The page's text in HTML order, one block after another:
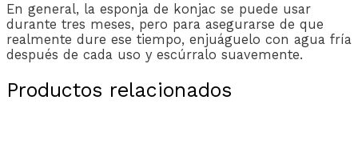
En general, la esponja de konjac se puede usar
durante tres meses, pero para asegurarse de que
realmente dure ese tiempo, enjuáguelo con agua fría
después de cada uso y escúrralo suavemente.
Productos relacionados